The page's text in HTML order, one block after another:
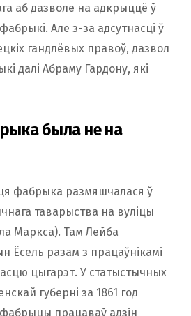
аб дазволе на адкрыццё ў
Але з-за адсутнасці ў
гандлёвых правоў, дазвол
далі Абраму Гардону, які
была не на
фабрыка размяшчалася ў
таварыства на вуліцы
Маркса). Там Лейба
Ёсель разам з працаўнікамі
цыгарэт. У статыстычных
губерні за 1861 год
працаваў адзін